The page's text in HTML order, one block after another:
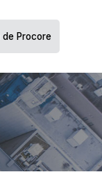
de Procore